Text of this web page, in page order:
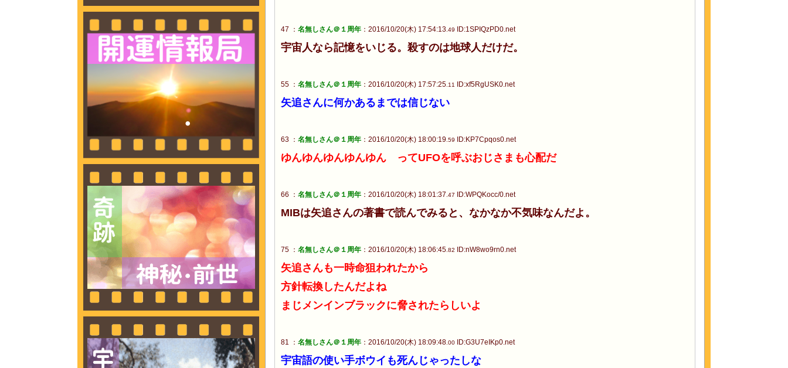
47 ： 名無しさん＠１周年 ：2016/10/20(木) 17:54:13 .49 ID:1SPIQzPD0.net
宇宙人なら記憶をいじる。殺すのは地球人だけだ。
55 ： 名無しさん＠１周年 ：2016/10/20(木) 17:57:25 .11 ID:xf5RgUSK0.net
矢追さんに何かあるまでは信じない
63 ： 名無しさん＠１周年 ：2016/10/20(木) 18:00:19 .59 ID:KP7Cpqos0.net
ゆんゆんゆんゆんゆん ってUFOを呼ぶおじさまも心配だ
66 ： 名無しさん＠１周年 ：2016/10/20(木) 18:01:37 .47 ID:WPQKocc/0.net
MIBは矢追さんの著書で読んでみると、なかなか不気味なんだよ。
75 ： 名無しさん＠１周年 ：2016/10/20(木) 18:06:45 .82 ID:nW8wo9rn0.net
矢追さんも一時命狙われたから
方針転換したんだよね
まじメンインブラックに脅されたらしいよ
81 ： 名無しさん＠１周年 ：2016/10/20(木) 18:09:48 .00 ID:G3U7eIKp0.net
宇宙語の使い手ボウイも死んじゃったしな